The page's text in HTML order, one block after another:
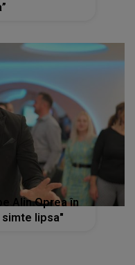
Alin Oprea în
simte lipsa"